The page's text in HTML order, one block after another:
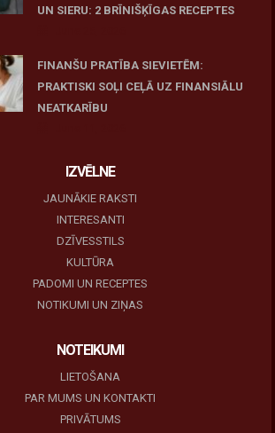
UN SIERU: 2 BRĪNIŠĶĪGAS RECEPTES
FINANŠU PRATĪBA SIEVIETĒM:
PRAKTISKI SOĻI CEĻĀ UZ FINANSIĀLU
NEATKARĪBU
IZVĒLNE
JAUNĀKIE RAKSTI
INTERESANTI
DZĪVESSTILS
KULTŪRA
PADOMI UN RECEPTES
NOTIKUMI UN ZIŅAS
NOTEIKUMI
LIETOŠANA
PAR MUMS UN KONTAKTI
PRIVĀTUMS